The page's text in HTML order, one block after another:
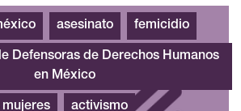
asesinato femicidio
Defensoras de Derechos Humanos
en México
activismo